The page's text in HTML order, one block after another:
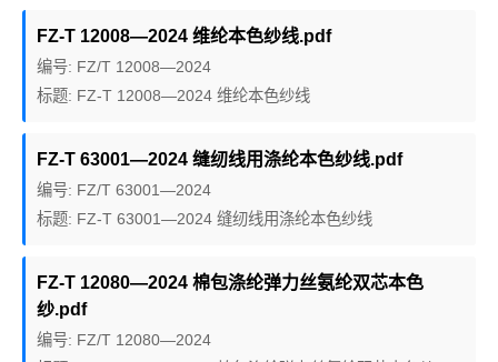
FZ-T 12008—2024 维纶本色纱线.pdf
编号: FZ/T 12008—2024
标题: FZ-T 12008—2024 维纶本色纱线
FZ-T 63001—2024 缝纫线用涤纶本色纱线.pdf
编号: FZ/T 63001—2024
标题: FZ-T 63001—2024 缝纫线用涤纶本色纱线
FZ-T 12080—2024 棉包涤纶弹力丝氨纶双芯本色
纱.pdf
编号: FZ/T 12080—2024